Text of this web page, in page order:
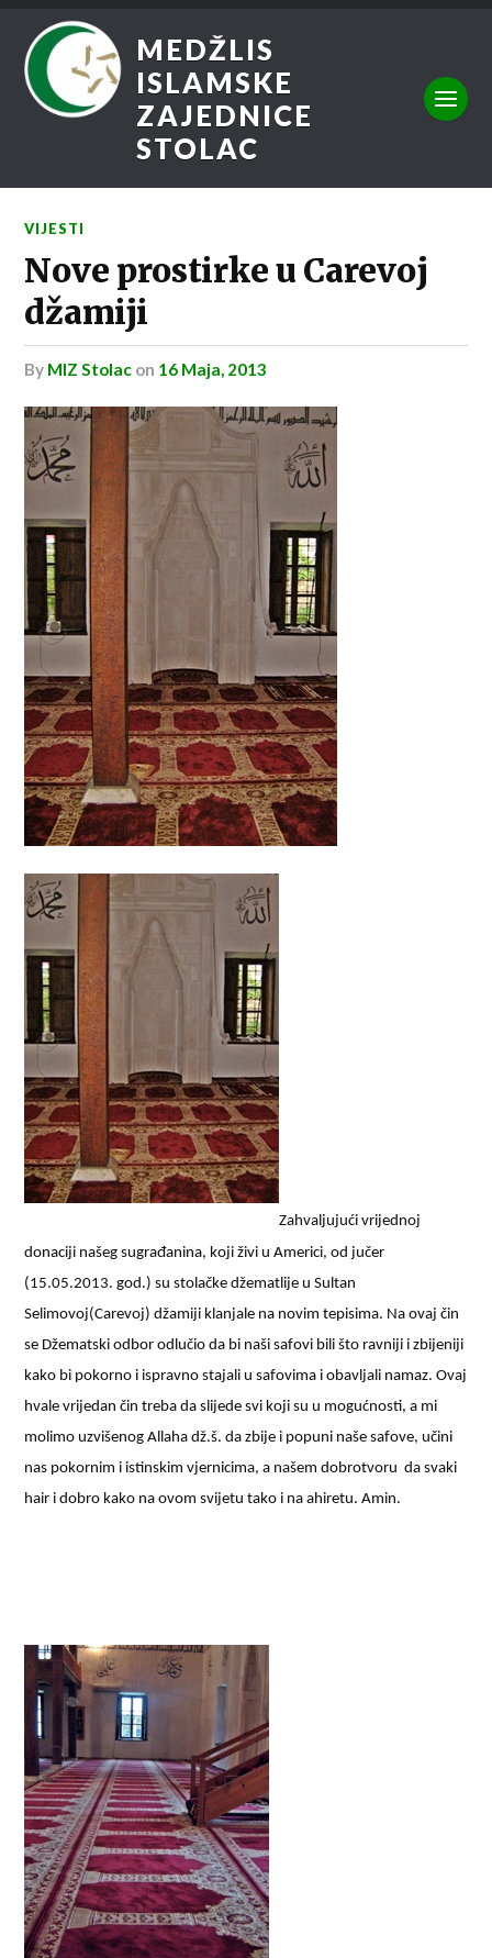
MEDŽLIS
ISLAMSKE
ZAJEDNICE
STOLAC
VIJESTI
Nove prostirke u Carevoj
džamiji
by MIZ Stolac on 16 Maja, 2013
Zahvaljujući vrijednoj
donaciji našeg sugrađanina, koji živi u Americi, od jučer
(15.05.2013. god.) su stolačke džematlije u Sultan
Selimovoj(Carevoj) džamiji klanjale na novim tepisima. Na ovaj čin
se Džematski odbor odlučio da bi naši safovi bili što ravniji i zbijeniji
kako bi pokorno i ispravno stajali u safovima i obavljali namaz. Ovaj
hvale vrijedan čin treba da slijede svi koji su u mogućnosti, a mi
molimo uzvišenog Allaha dž.š. da zbije i popuni naše safove, učini
nas pokornim i istinskim vjernicima, a našem dobrotvoru da svaki
hair i dobro kako na ovom svijetu tako i na ahiretu. Amin.